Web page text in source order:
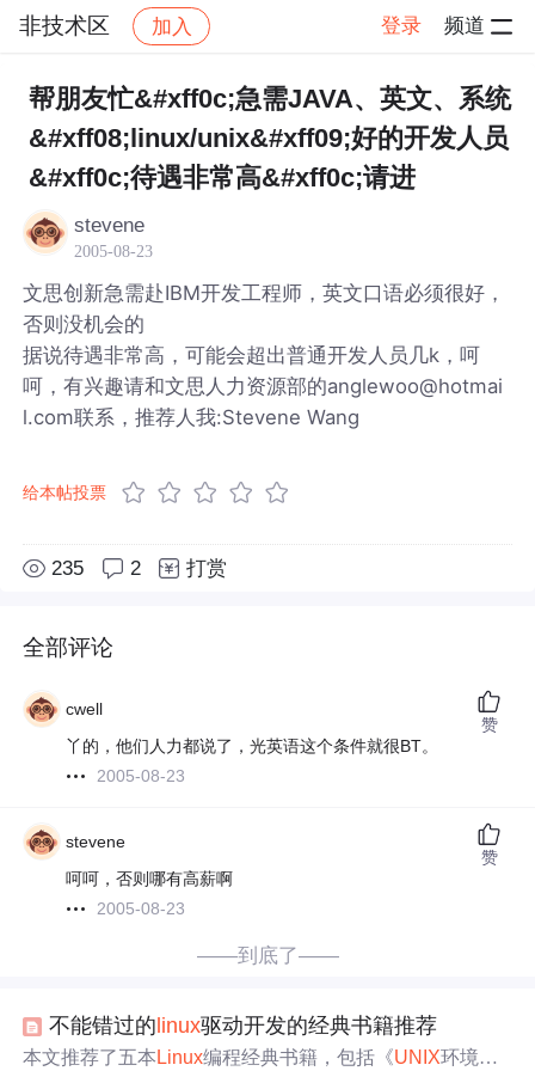
非技术区 加入 登录 频道
社区 非技术区 帖子详情
帮朋友忙&#xff0c;急需JAVA、英文、系统
&#xff08;linux/unix&#xff09;好的开发人员
&#xff0c;待遇非常高&#xff0c;请进
stevene
2005-08-23
文思创新急需赴IBM开发工程师，英文口语必须很好，
否则没机会的
据说待遇非常高，可能会超出普通开发人员几k，呵
呵，有兴趣请和文思人力资源部的anglewoo@hotmai
l.com联系，推荐人我:Stevene Wang
给本帖投票
235 2 打赏
全部评论
cwell
丫的，他们人力都说了，光英语这个条件就很BT。
2005-08-23
赞
stevene
呵呵，否则哪有高薪啊
2005-08-23
赞
——到底了——
不能错过的 linux驱动开发的经典书籍推荐
本文推荐了五本 Linux编程经典书籍，包括《UNIX环境高